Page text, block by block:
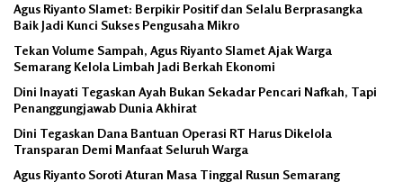
Agus Riyanto Slamet: Berpikir Positif dan Selalu Berprasangka
Baik Jadi Kunci Sukses Pengusaha Mikro
Tekan Volume Sampah, Agus Riyanto Slamet Ajak Warga
Semarang Kelola Limbah Jadi Berkah Ekonomi
Dini Inayati Tegaskan Ayah Bukan Sekadar Pencari Nafkah, Tapi
Penanggungjawab Dunia Akhirat
Dini Tegaskan Dana Bantuan Operasi RT Harus Dikelola
Transparan Demi Manfaat Seluruh Warga
Agus Riyanto Soroti Aturan Masa Tinggal Rusun Semarang